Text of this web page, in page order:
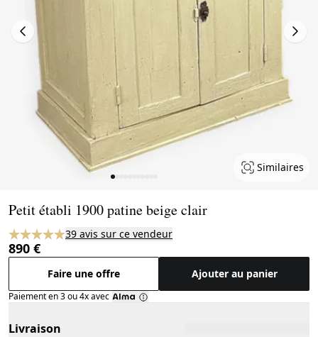
Similaires
Petit établi 1900 patine beige clair
39 avis sur ce vendeur
890 €
Faire une offre Ajouter au panier
Paiement en 3 ou 4x avec
Livraison